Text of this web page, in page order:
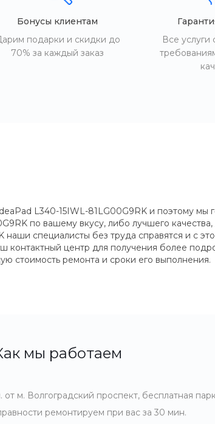
Бонусы клиентам
подарки и скидки до
70% за каждый заказ
Все услуги
L340-15IWL-81LG00G9RK и поэтому мы
по вашему вкусу, либо лучшего
специалисты без труда справятся и с
контактный центр для получения более
стоимость ремонта и сроки его выполнения.
мы работаем
от м. Волгоградский проспект, бесплатная
ремонтируем при вас за 30 мин.